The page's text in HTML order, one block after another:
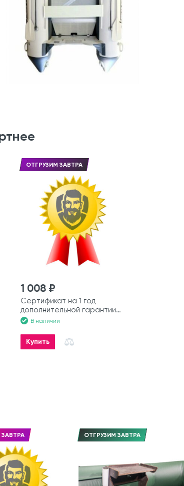
ОТГРУЗИМ ЗАВТРА
1 008 ₽
Сертификат на 1 год
дополнительной гарантии
на моторную лодку
В наличии
Купить
ОТГРУЗИМ ЗАВТРА